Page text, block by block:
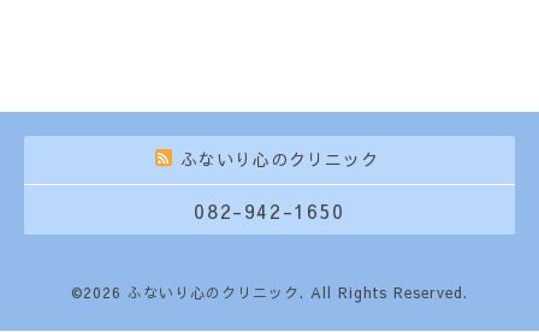
ふないり心のクリニック
082-942-1650
©2026 ふないり心のクリニック. All Rights Reserved.